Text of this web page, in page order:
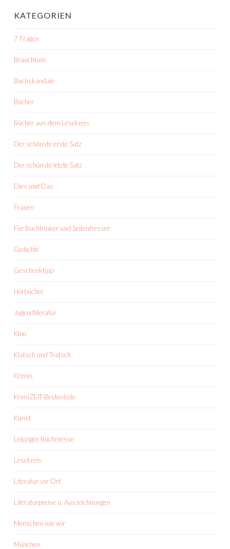
KATEGORIEN
7 Fragen
Brauchtum
Buchskandale
Bücher
Bücher aus dem Lesekreis
Der schönste erste Satz
Der schönste letzte Satz
Dies und Das
Frauen
Für Buchtrinker und Seitenfresser
Gedichte
Geschenktipp
Hörbücher
Jugendliteratur
Kino
Klatsch und Tratsch
Krimis
KrimiZEIT-Bestenliste
Kunst
Leipziger Buchmesse
Lesekreis
Literatur vor Ort
Literaturpreise u. Auszeichnungen
Menschen wie wir
München